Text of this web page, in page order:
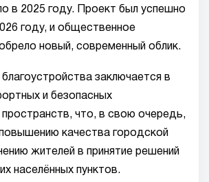
в 2025 году. Проект был успешно
году, и общественное
новый, современный облик.
заключается в
и безопасных
что, в свою очередь,
качества городской
жителей в принятие решений
населённых пунктов.